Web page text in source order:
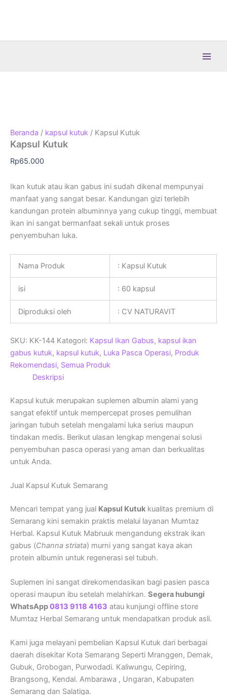
Beranda / kapsul kutuk / Kapsul Kutuk
Kapsul Kutuk
Rp65.000
Ikan kutuk atau ikan gabus ini sudah dikenal mempunyai
manfaat yang sangat besar. Kandungan gizi terlebih
kandungan protein albuminnya yang cukup tinggi, membuat
ikan ini sangat bermanfaat sekali untuk proses
penyembuhan luka.
Nama Produk : Kapsul Kutuk
isi : 60 kapsul
Diproduksi oleh : CV NATURAVIT
SKU: KK-144 Kategori: Kapsul Ikan Gabus, kapsul ikan
gabus kutuk, kapsul kutuk, Luka Pasca Operasi, Produk
Rekomendasi, Semua Produk
Deskripsi
Kapsul kutuk merupakan suplemen albumin alami yang
sangat efektif untuk mempercepat proses pemulihan
jaringan tubuh setelah mengalami luka serius maupun
tindakan medis. Berikut ulasan lengkap mengenai solusi
penyembuhan pasca operasi yang aman dan berkualitas
untuk Anda.
Jual Kapsul Kutuk Semarang
Mencari tempat yang jual Kapsul Kutuk kualitas premium di
Semarang kini semakin praktis melalui layanan Mumtaz
Herbal. Kapsul Kutuk Mabruuk mengandung ekstrak ikan
gabus (Channa striata) murni yang sangat kaya akan
protein albumin untuk regenerasi sel tubuh.
Suplemen ini sangat direkomendasikan bagi pasien pasca
operasi maupun ibu setelah melahirkan. Segera hubungi
WhatsApp0813 9118 4163 atau kunjungi offline store
Mumtaz Herbal Semarang untuk mendapatkan produk asli.
Kami juga melayani pembelian Kapsul Kutuk dari berbagai
daerah disekitar Kota Semarang Seperti Mranggen, Demak,
Gubuk, Grobogan, Purwodadi. Kaliwungu, Cepiring,
Brangsong, Kendal. Ambarawa , Ungaran, Kabupaten
Semarang dan Salatiga.